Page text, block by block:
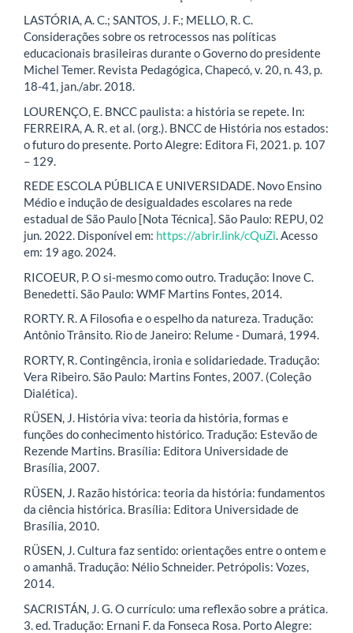
LASTÓRIA, A. C.; SANTOS, J. F.; MELLO, R. C.
Considerações sobre os retrocessos nas políticas
educacionais brasileiras durante o Governo do presidente
Michel Temer. Revista Pedagógica, Chapecó, v. 20, n. 43, p.
18-41, jan./abr. 2018.
LOURENÇO, E. BNCC paulista: a história se repete. In:
FERREIRA, A. R. et al. (org.). BNCC de História nos estados:
o futuro do presente. Porto Alegre: Editora Fi, 2021. p. 107
– 129.
REDE ESCOLA PÚBLICA E UNIVERSIDADE. Novo Ensino
Médio e indução de desigualdades escolares na rede
estadual de São Paulo [Nota Técnica]. São Paulo: REPU, 02
jun. 2022. Disponível em: https://abrir.link/cQuZi. Acesso
em: 19 ago. 2024.
RICOEUR, P. O si-mesmo como outro. Tradução: Inove C.
Benedetti. São Paulo: WMF Martins Fontes, 2014.
RORTY. R. A Filosofia e o espelho da natureza. Tradução:
Antônio Trânsito. Rio de Janeiro: Relume - Dumará, 1994.
RORTY, R. Contingência, ironia e solidariedade. Tradução:
Vera Ribeiro. São Paulo: Martins Fontes, 2007. (Coleção
Dialética).
RÜSEN, J. História viva: teoria da história, formas e
funções do conhecimento histórico. Tradução: Estevão de
Rezende Martins. Brasília: Editora Universidade de
Brasília, 2007.
RÜSEN, J. Razão histórica: teoria da história: fundamentos
da ciência histórica. Brasília: Editora Universidade de
Brasília, 2010.
RÜSEN, J. Cultura faz sentido: orientações entre o ontem e
o amanhã. Tradução: Nélio Schneider. Petrópolis: Vozes,
2014.
SACRISTÁN, J. G. O currículo: uma reflexão sobre a prática.
3. ed. Tradução: Ernani F. da Fonseca Rosa. Porto Alegre: